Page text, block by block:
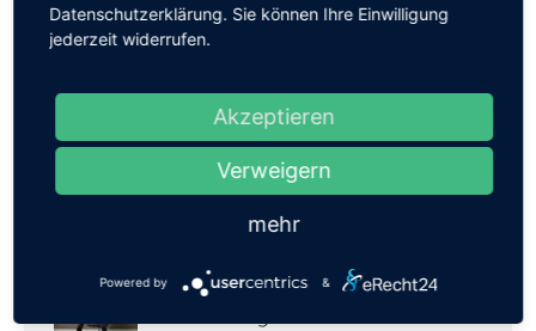
Aktuelle News
20 Jahre iTF-Systemhaus: Ein
Jubiläumsabend voller
Highlights
23. Juli 2026
Ein besonderes
Datenschutzerklärung. Sie können Ihre Einwilligung
jederzeit widerrufen.
Akzeptieren
Verweigern
mehr
Powered by &